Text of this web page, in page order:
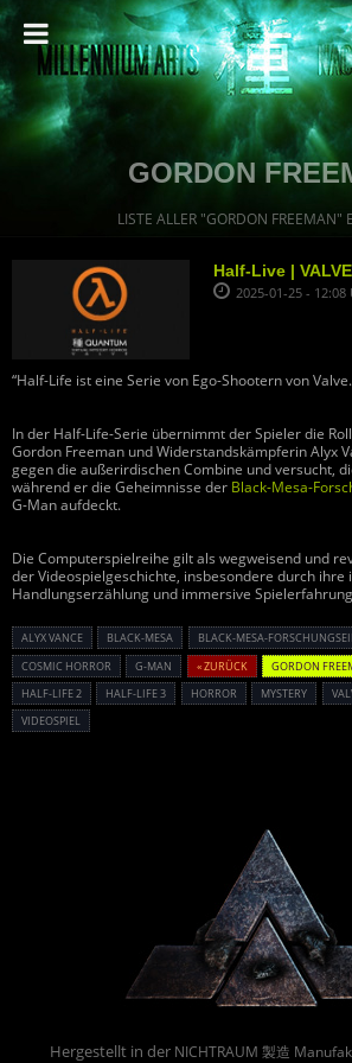
GORDON
LISTE ALLER "GORDON FREEMAN"
Half-Live | VALVE
2025-01-25 - 12:08
“Half-Life ist eine Serie von Ego-Shootern von Valve.
In der Half-Life-Serie übernimmt der Spieler die
Gordon Freeman und Widerstandskämpferin Alyx
gegen die außerirdischen Combine und versucht,
während er die Geheimnisse der Black-Mesa-
G-Man aufdeckt.
Die Computerspielreihe gilt als wegweisend und
der Videospielgeschichte, insbesondere durch ihre
Handlungserzählung und immersive
ALYX VANCE BLACK-MESA BLACK-MESA-
COSMIC HORROR
G-MAN « ZURÜCK GORDON
HALF-LIFE 2
HALF-LIFE 3 HORROR MYSTERY
VIDEOSPIEL
Hergestellt in der NICHTRAUM 製造
Powered By :